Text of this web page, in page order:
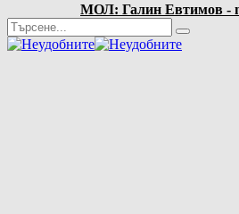
МОЛ: Галин Евтимов -